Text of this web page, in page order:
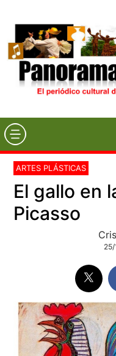
ARTES PLÁSTICAS
El gallo en
Picasso